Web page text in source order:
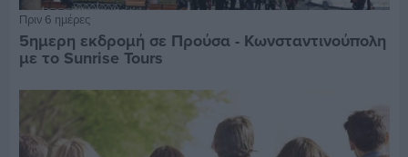
Πριν 6 ημέρες
5ημερη εκδρομή σε Προύσα - Κωνσταντινούπολη
με το Sunrise Tours